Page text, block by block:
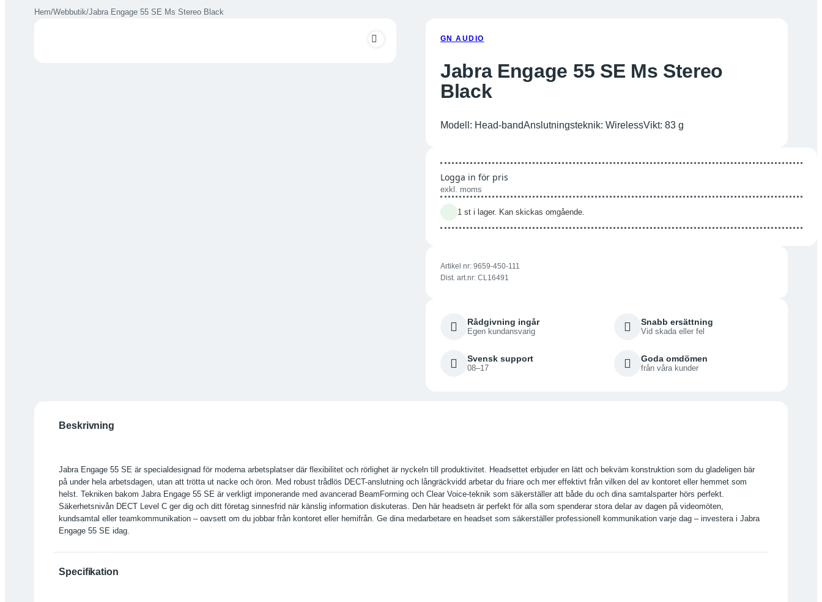
Hem/Webbutik/Jabra Engage 55 SE Ms Stereo Black
GN AUDIO
Jabra Engage 55 SE Ms Stereo
Black
Modell: Head-bandAnslutningsteknik: WirelessVikt: 83 g
Logga in för pris
exkl. moms
1 st i lager. Kan skickas omgående.
Artikel nr: 9659-450-111
Dist. art.nr: CL16491
Rådgivning ingår
Egen kundansvarig
Snabb ersättning
Vid skada eller fel
Svensk support
08–17
Goda omdömen
från våra kunder
Beskrivning
Jabra Engage 55 SE är specialdesignad för moderna arbetsplatser där flexibilitet och rörlighet är nyckeln till produktivitet. Headsettet erbjuder en lätt och bekväm konstruktion som du gladeligen bär
på under hela arbetsdagen, utan att trötta ut nacke och öron. Med robust trådlös DECT-anslutning och långräckvidd arbetar du friare och mer effektivt från vilken del av kontoret eller hemmet som
helst. Tekniken bakom Jabra Engage 55 SE är verkligt imponerande med avancerad BeamForming och Clear Voice-teknik som säkerställer att både du och dina samtalsparter hörs perfekt.
Säkerhetsnivån DECT Level C ger dig och ditt företag sinnesfrid när känslig information diskuteras. Den här headsetn är perfekt för alla som spenderar stora delar av dagen på videomöten,
kundsamtal eller teamkommunikation – oavsett om du jobbar från kontoret eller hemifrån. Ge dina medarbetare en headset som säkerställer professionell kommunikation varje dag – investera i Jabra
Engage 55 SE idag.
Specifikation